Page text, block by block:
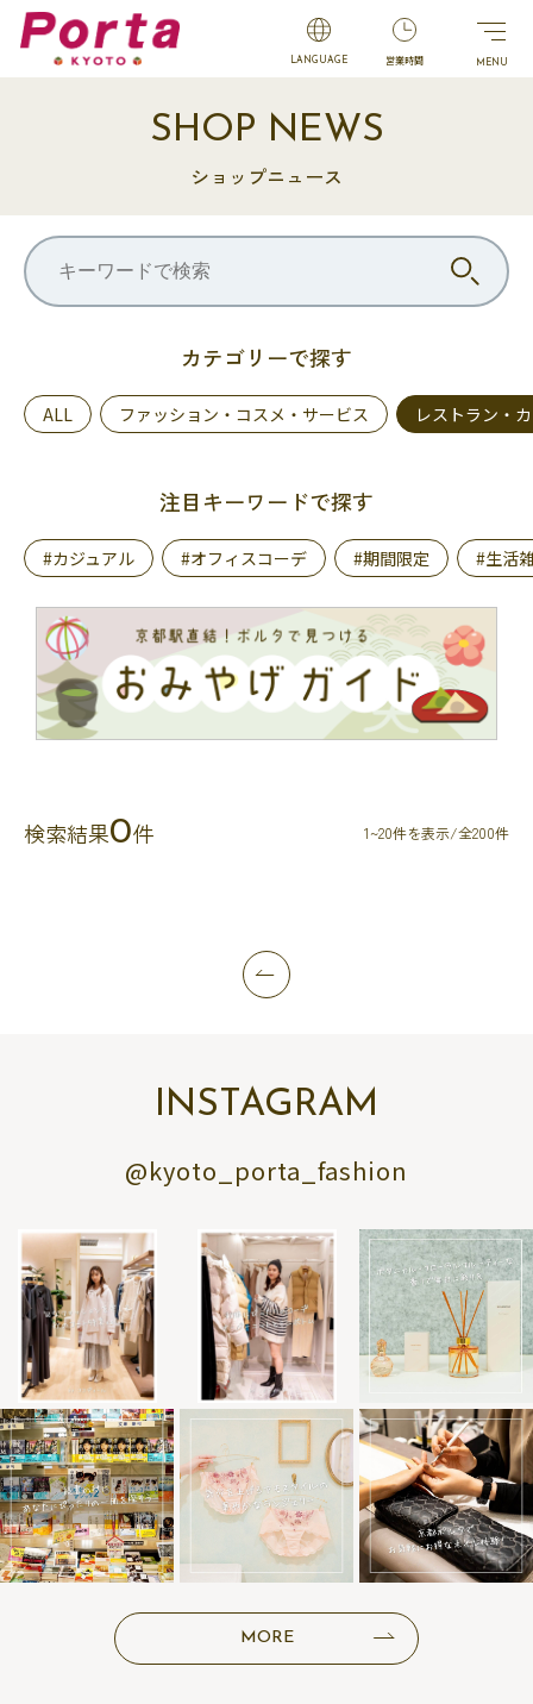
LANGUAGE 営業時間
SHOP NEWS
ショップニュース
カテゴリーで探す
ALL ファッション・コスメ・サービス レストラン・
注目キーワードで探す
#カジュアル #オフィスコーデ #期間限定 #生活
検索結果0件 1~20件を表示/全200件
INSTAGRAM
@kyoto_porta_fashion
MORE